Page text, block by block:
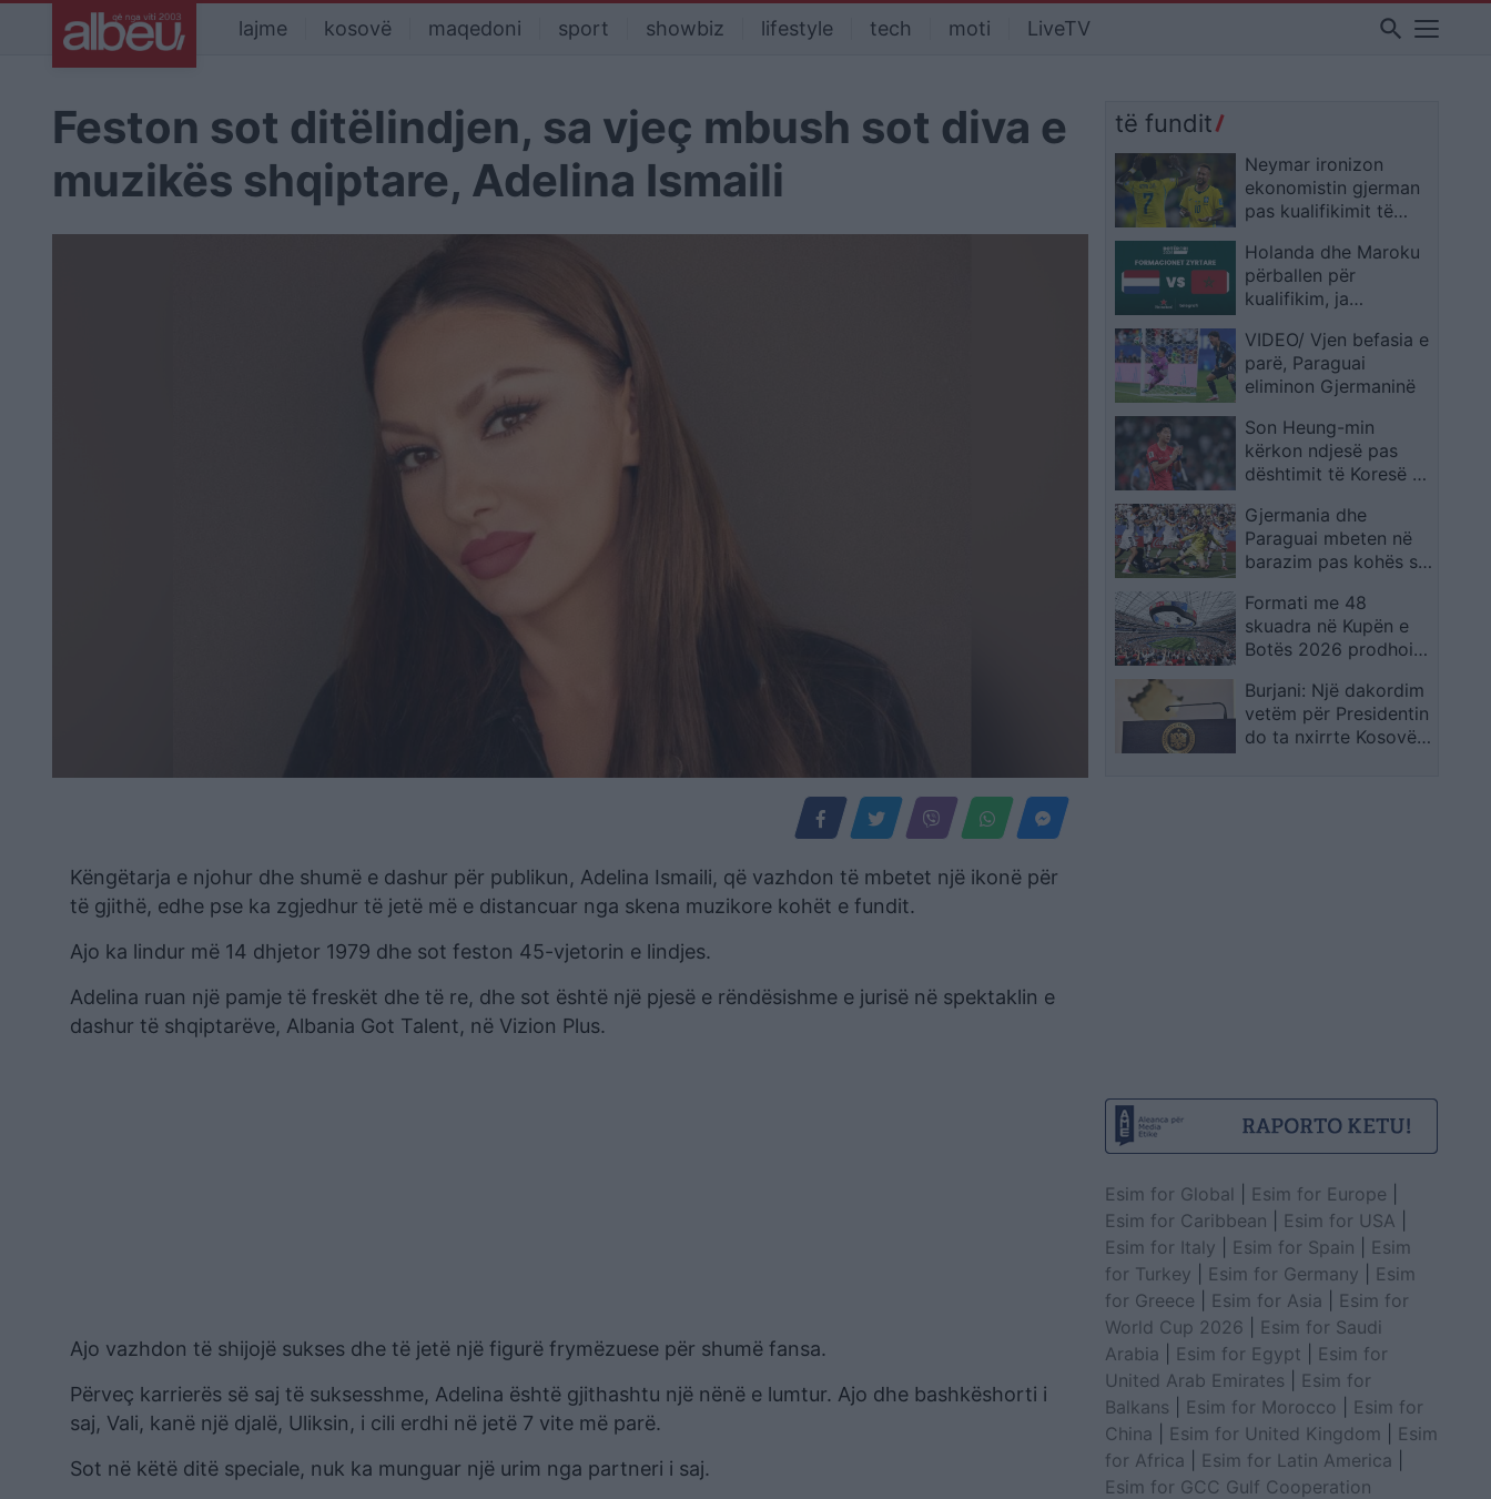
lajme kosovë maqedoni sport showbiz lifestyle tech moti LiveTV search
Feston sot ditëlindjen, sa vjeç mbush sot diva e
muzikës shqiptare, Adelina Ismaili
Këngëtarja e njohur dhe shumë e dashur për publikun, Adelina Ismaili, që vazhdon të mbetet një ikonë për
të gjithë, edhe pse ka zgjedhur të jetë më e distancuar nga skena muzikore kohët e fundit.
Ajo ka lindur më 14 dhjetor 1979 dhe sot feston 45-vjetorin e lindjes.
Adelina ruan një pamje të freskët dhe të re, dhe sot është një pjesë e rëndësishme e jurisë në spektaklin e
dashur të shqiptarëve, Albania Got Talent, në Vizion Plus.
Ajo vazhdon të shijojë sukses dhe të jetë një figurë frymëzuese për shumë fansa.
Përveç karrierës së saj të suksesshme, Adelina është gjithashtu një nënë e lumtur. Ajo dhe bashkëshorti i
saj, Vali, kanë një djalë, Uliksin, i cili erdhi në jetë 7 vite më parë.
Sot në këtë ditë speciale, nuk ka munguar një urim nga partneri i saj.
të fundit
Neymar ironizon
ekonomistin gjerman
pas kualifikimit të
në Botërorin e
ardhshëm
Holanda dhe Maroku
përballen për
kualifikim, ja
VIDEO/ Vjen befasia e
parë, Paraguai
eliminon Gjermaninë
Son Heung-min
kërkon ndjesë pas
dështimit të Koresë së
shpreh dhimbjen që
ndiejmë
Gjermania dhe
Paraguai mbeten në
barazim pas kohës së
vendoset në
vazhdime
Formati me 48
skuadra në Kupën e
Botës 2026 prodhoi
por favoritët mbetën
thuajse të paprekur
Burjani: Një dakordim
vetëm për Presidentin
do ta nxirrte Kosovën
Esim for Global Esim for Europe
Esim for Caribbean
Esim for USA
Esim for Italy
Esim for Spain
Esim
for Turkey
Esim for Germany
Esim
for Greece
Esim for Asia
Esim for
World Cup 2026
Esim for Saudi
Arabia
Esim for Egypt
Esim for
United Arab Emirates
Esim for
Balkans
Esim for Morocco
Esim for
China
Esim for United Kingdom
Esim
for Africa
Esim for Latin America
Esim for GCC Gulf Cooperation